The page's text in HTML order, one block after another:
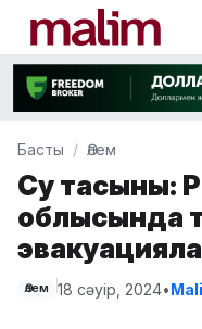
Басты Әлем
Су тасқыны:
облысында
Әлем 18 сәуір, 2024•